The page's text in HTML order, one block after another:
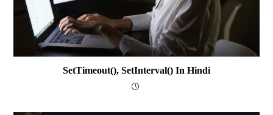
SetTimeout(), SetInterval() In Hindi